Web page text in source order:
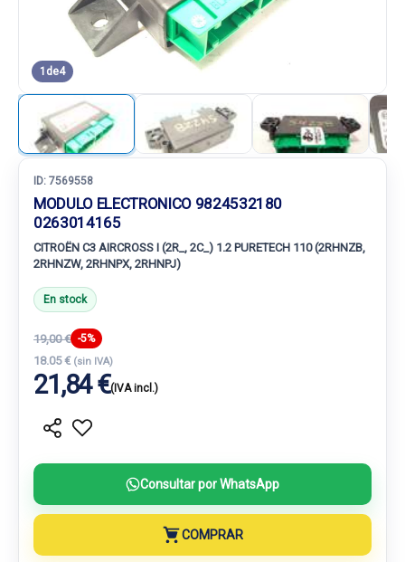
1 de4
ID: 7569558
MODULO ELECTRONICO 9824532180
0263014165
CITROËN C3 AIRCROSS I (2R_, 2C_) 1.2 PURETECH 110 (2RHNZB,
2RHNZW, 2RHNPX, 2RHNPJ)
En stock
19,00 € -5%
18.05 € (sin IVA)
21,84 €(IVA incl.)
Consultar por WhatsApp
COMPRAR